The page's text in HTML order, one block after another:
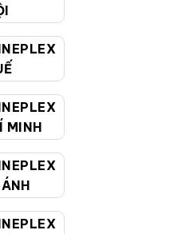
MINH
nhân của người tiêu